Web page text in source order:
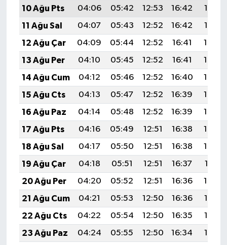
10 Ağu Pts
04:06 05:42 12:53 16:42
19:53
11 Ağu Sal
04:07 05:43 12:52 16:42
19:52
12 Ağu Çar
04:09 05:44 12:52 16:41
19:50
13 Ağu Per
04:10 05:45 12:52 16:41
19:49
14 Ağu Cum
04:12 05:46 12:52 16:40
19:48
15 Ağu Cts
04:13 05:47 12:52 16:39
19:46
16 Ağu Paz
04:14 05:48 12:52 16:39
19:45
17 Ağu Pts
04:16 05:49 12:51 16:38
19:44
18 Ağu Sal
04:17 05:50 12:51 16:38
19:42
19 Ağu Çar
04:18 05:51 12:51 16:37
19:41
20 Ağu Per
04:20 05:52 12:51 16:36
19:40
21 Ağu Cum
04:21 05:53 12:50 16:36
19:38
22 Ağu Cts
04:22 05:54 12:50 16:35
19:37
23 Ağu Paz
04:24 05:55 12:50 16:34
19:35